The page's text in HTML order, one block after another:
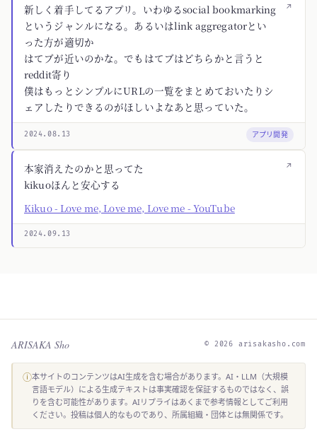
↗
新しく着手してるアプリ。いわゆるsocial bookmarking
というジャンルになる。あるいはlink aggregatorとい
った方が適切か
はてブが近いのかな。でもはてブはどちらかと言うと
reddit寄り
僕はもっとシンプルにURLの一覧をまとめておいたりシ
ェアしたりできるのがほしいよなあと思っていた。
2024.08.13 アプリ開発
↗
本家消えたのかと思ってた
kikuoほんと安心する
Kikuo - Love me, Love me, Love me - YouTube
2024.09.13
ARISAKA Sho © 2026 arisakasho.com
ⓘ本サイトのコンテンツはAI生成を含む場合があります。AI・LLM（大規模
言語モデル）による生成テキストは事実確認を保証するものではなく、誤
りを含む可能性があります。AIリプライはあくまで参考情報としてご利用
ください。投稿は個人的なものであり、所属組織・団体とは無関係です。